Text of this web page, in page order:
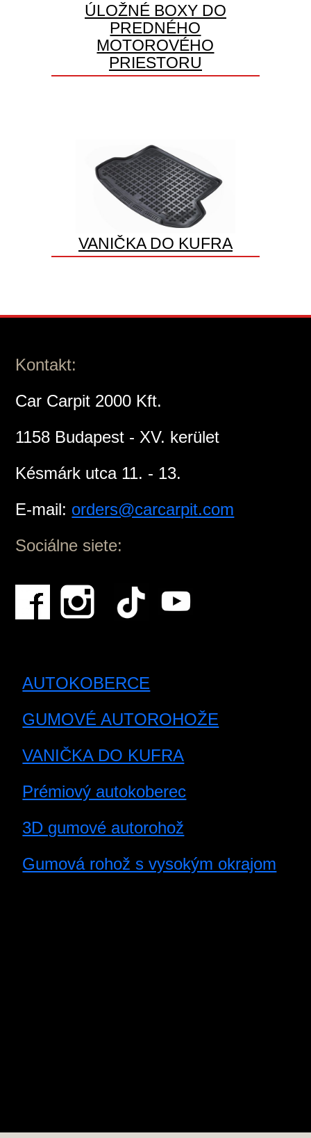
ÚLOŽNÉ BOXY DO
PREDNÉHO
MOTOROVÉHO
PRIESTORU
VANIČKA DO KUFRA
Kontakt:
Car Carpit 2000 Kft.
1158 Budapest - XV. kerület
Késmárk utca 11. - 13.
E-mail: orders@carcarpit.com
Sociálne siete:
AUTOKOBERCE
GUMOVÉ AUTOROHOŽE
VANIČKA DO KUFRA
Prémiový autokoberec
3D gumové autorohož
Gumová rohož s vysokým okrajom